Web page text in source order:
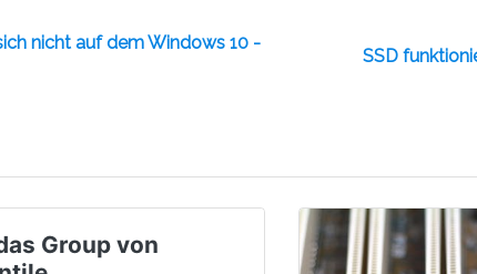
nicht auf dem Windows 10 -
SSD
Group von